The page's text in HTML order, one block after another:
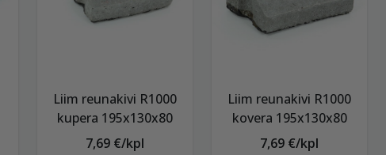
Liim reunakivi R1000
kupera 195x130x80
7,69 €/kpl
Liim reunakivi R1000
kovera 195x130x80
7,69 €/kpl